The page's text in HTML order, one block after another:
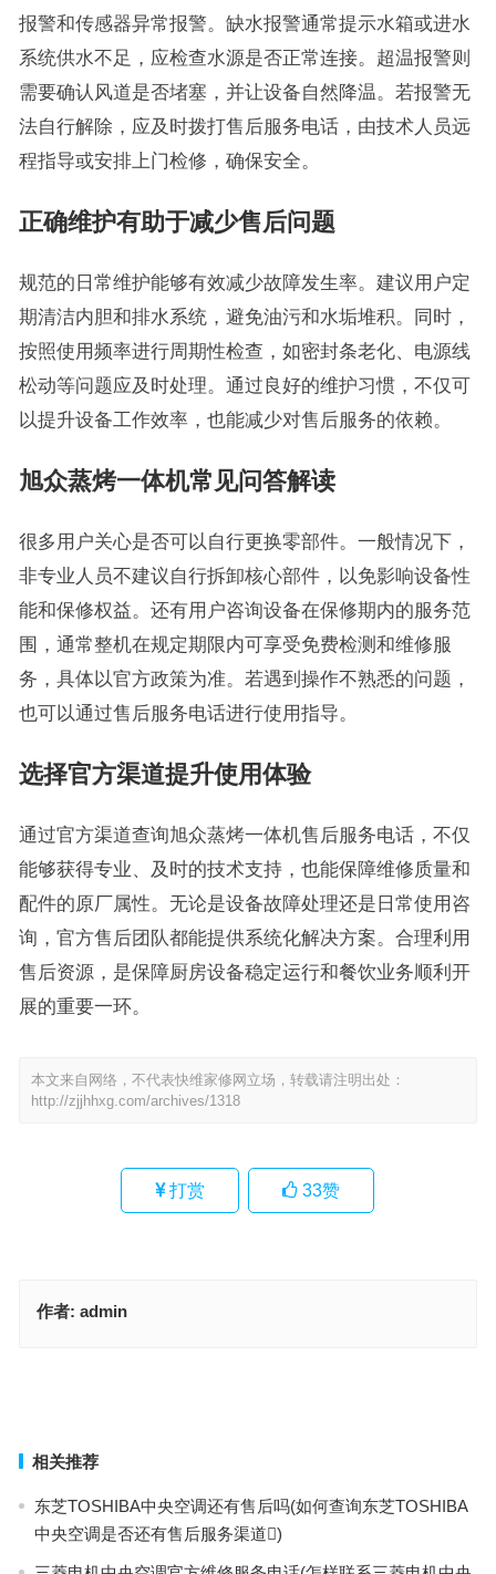
报警和传感器异常报警。缺水报警通常提示水箱或进水
系统供水不足，应检查水源是否正常连接。超温报警则
需要确认风道是否堵塞，并让设备自然降温。若报警无
法自行解除，应及时拨打售后服务电话，由技术人员远
程指导或安排上门检修，确保安全。
正确维护有助于减少售后问题
规范的日常维护能够有效减少故障发生率。建议用户定
期清洁内胆和排水系统，避免油污和水垢堆积。同时，
按照使用频率进行周期性检查，如密封条老化、电源线
松动等问题应及时处理。通过良好的维护习惯，不仅可
以提升设备工作效率，也能减少对售后服务的依赖。
旭众蒸烤一体机常见问答解读
很多用户关心是否可以自行更换零部件。一般情况下，
非专业人员不建议自行拆卸核心部件，以免影响设备性
能和保修权益。还有用户咨询设备在保修期内的服务范
围，通常整机在规定期限内可享受免费检测和维修服
务，具体以官方政策为准。若遇到操作不熟悉的问题，
也可以通过售后服务电话进行使用指导。
选择官方渠道提升使用体验
通过官方渠道查询旭众蒸烤一体机售后服务电话，不仅
能够获得专业、及时的技术支持，也能保障维修质量和
配件的原厂属性。无论是设备故障处理还是日常使用咨
询，官方售后团队都能提供系统化解决方案。合理利用
售后资源，是保障厨房设备稳定运行和餐饮业务顺利开
展的重要一环。
本文来自网络，不代表快维家修网立场，转载请注明出处：
http://zjjhhxg.com/archives/1318
打赏 33赞
作者: admin
相关推荐
东芝TOSHIBA中央空调还有售后吗(如何查询东芝TOSHIBA
中央空调是否还有售后服务渠道)